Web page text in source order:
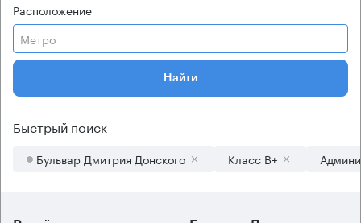
Расположение
Метро
Найти
Быстрый поиск
Бульвар Дмитрия Донского Класс B+